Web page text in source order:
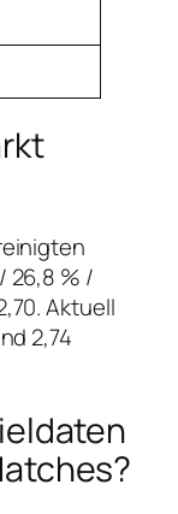
26,8 % /
Aktuell
2,74